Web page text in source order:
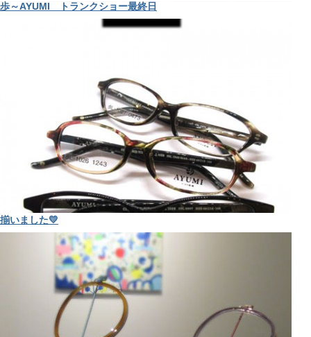
歩～AYUMI トランクショー最終日
揃いました💛